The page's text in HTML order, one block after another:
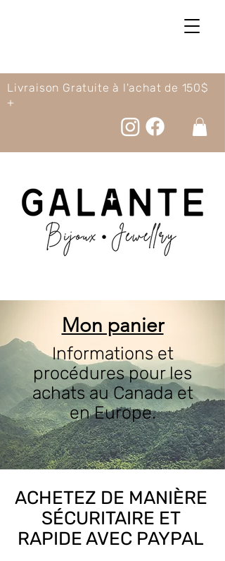
Livraison Gratuite à l'achat de 150$
+
ACHETEZ DE MANIÈRE
SÉCURITAIRE ET
RAPIDE AVEC PAYPAL
Mon panier
Informations et
procédures pour les
achats au Canada et
en Europe.